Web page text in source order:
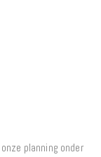
planning onder